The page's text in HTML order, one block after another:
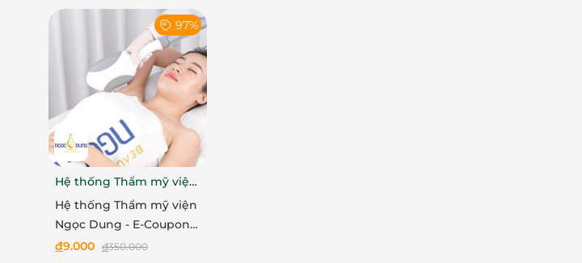
lông, ngăn ngừa lông mọc lại hiệu quả.
Sự kết hợp hoàn hảo giữa hai công nghệ hàng đầu này mang đến
không đau rát,không đỏ da
97%
Hệ thống Thẩm mỹ viện
Ngọc Dung
Hệ thống Thẩm mỹ viện
Ngọc Dung - E-Coupon
ưu đãi trải nghiệm dịch
đ9.000 đ350.000